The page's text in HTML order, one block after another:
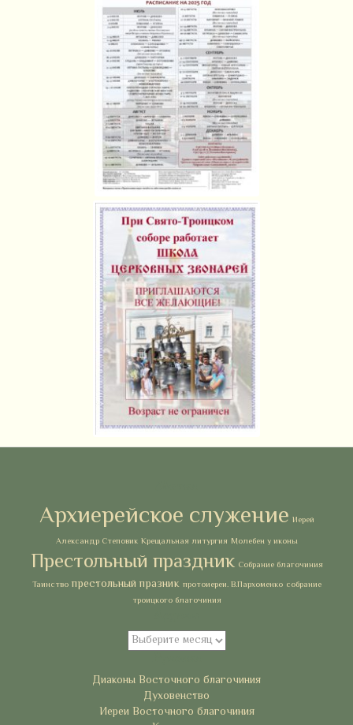
Архиерейское служение Иерей
Александр Степовик Крещальная литургия Молебен у иконы
Престольный праздник Собрание благочиния
Таинство престольный празник протоиереи. В.Пархоменко собрание
троицкого благочиния
Архивы
Диаконы Восточного благочиния
Духовенство
Иереи Восточного благочиния